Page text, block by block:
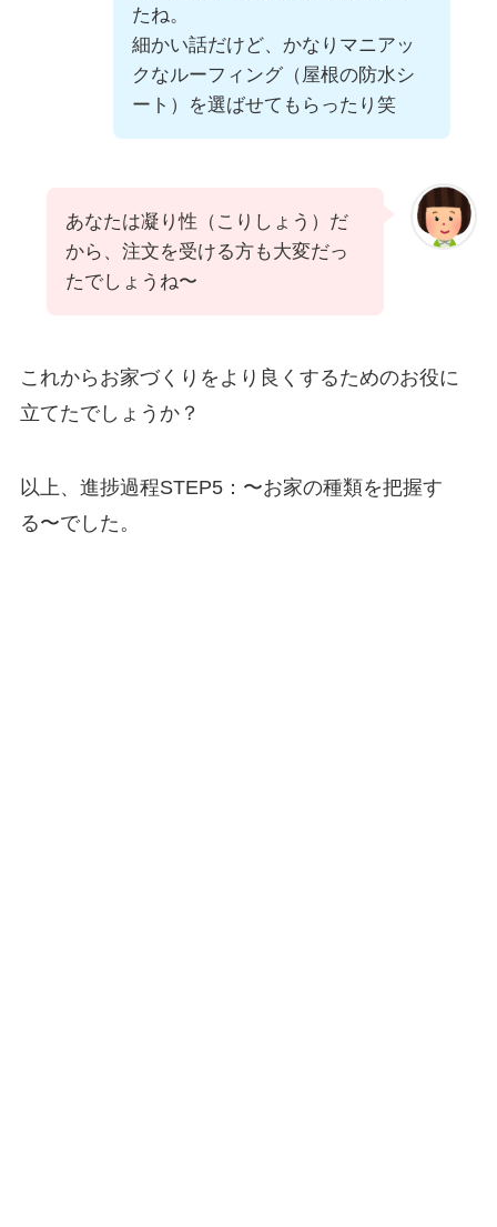
たね。
細かい話だけど、かなりマニアッ
クなルーフィング（屋根の防水シ
ート）を選ばせてもらったり笑
あなたは凝り性（こりしょう）だ
から、注文を受ける方も大変だっ
たでしょうね〜
これからお家づくりをより良くするためのお役に
立てたでしょうか？
以上、進捗過程STEP5：〜お家の種類を把握す
る〜でした。